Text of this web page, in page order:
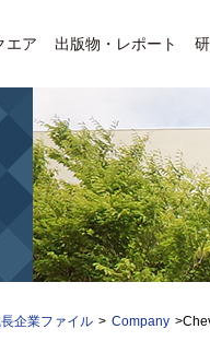
エア 出版物・レポート
企業ファイル > Company